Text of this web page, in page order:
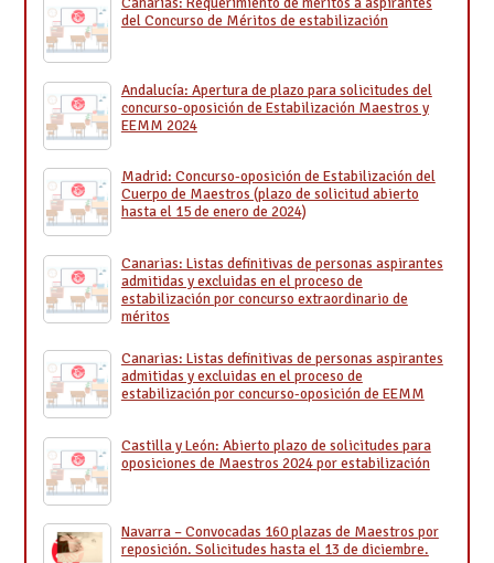
del Concurso de Méritos de estabilización
Andalucía: Apertura de plazo para solicitudes del
concurso-oposición de Estabilización Maestros y
EEMM 2024
Madrid: Concurso-oposición de Estabilización del
Cuerpo de Maestros (plazo de solicitud abierto
hasta el 15 de enero de 2024)
Canarias: Listas definitivas de personas aspirantes
admitidas y excluidas en el proceso de
estabilización por concurso extraordinario de
méritos
Canarias: Listas definitivas de personas aspirantes
admitidas y excluidas en el proceso de
estabilización por concurso-oposición de EEMM
Castilla y León: Abierto plazo de solicitudes para
oposiciones de Maestros 2024 por estabilización
Navarra – Convocadas 160 plazas de Maestros por
reposición. Solicitudes hasta el 13 de diciembre.